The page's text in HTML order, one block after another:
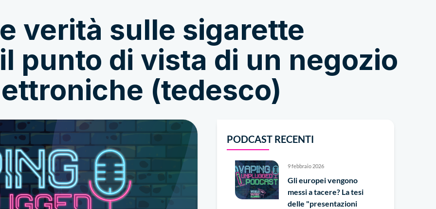
Mettersi in gioco Notizie & Storie Negozio
verità sulle sigarette
punto di vista di un negozio
(tedesco)
PODCAST RECENTI
9 febbraio 2026
Gli europei vengono
messi a tacere? La tesi
delle "presentazioni